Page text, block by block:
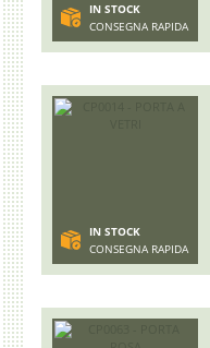
IN STOCK
CONSEGNA RAPIDA
IN STOCK
CONSEGNA RAPIDA